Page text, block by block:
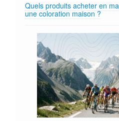
Quels produits acheter en
une coloration maison ?